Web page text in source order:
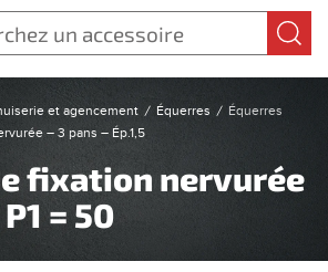
et agencement Équerres
Équerres
– 3 pans – Ép.1,5
fixation nervurée
= 50